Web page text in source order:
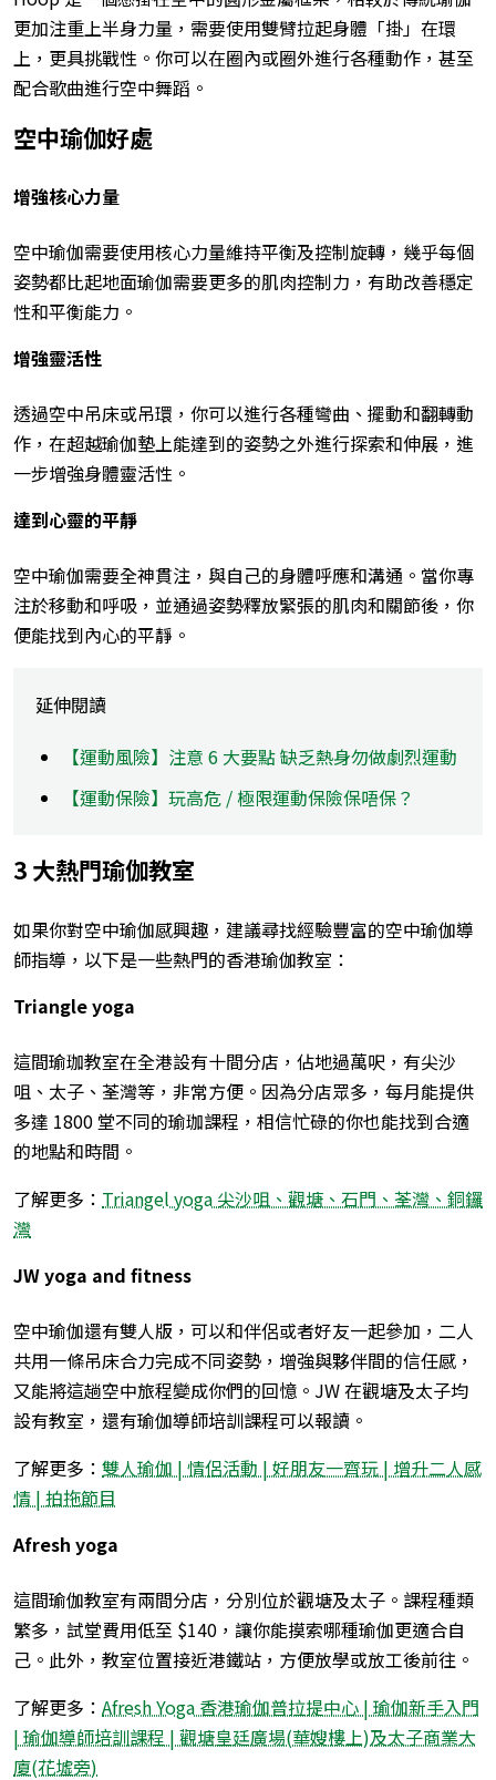
更加注重上半身力量，需要使用雙臂拉起身體「掛」在環
上，更具挑戰性。你可以在圈內或圈外進行各種動作，甚至
配合歌曲進行空中舞蹈。
空中瑜伽好處
增強核心力量
空中瑜伽需要使用核心力量維持平衡及控制旋轉 ，幾乎每個
姿勢都比起地面瑜伽需要更多的肌肉控制力，有助改善穩定
性和平衡能力。
增強靈活性
透過空中吊床或吊環，你可以進行各種彎曲、擺動和翻轉動
作，在超越瑜伽墊上能達到的姿勢之外進行探索和伸展，進
一步增強身體靈活性。
達到心靈的平靜
空中瑜伽需要全神貫注，與自己的身體呼應和溝通。 當你專
注於移動和呼吸，並通過姿勢釋放緊張的肌肉和關節後，你
便能找到內心的平靜。
延伸閱讀
【運動風險】注意 6 大要點 缺乏熱身勿做劇烈運動
【運動保險】玩高危 / 極限運動保險保唔保？
3 大熱門瑜伽教室
如果你對空中瑜伽感興趣，建議尋找經驗豐富的空中瑜伽導
師指導，以下是一些熱門的香港瑜伽教室 ：
Triangle yoga
這間瑜珈教室在全港設有十間分店，佔地過萬呎，有尖沙
咀、太子、荃灣等，非常方便。因為分店眾多，每月能提供
多達 1800 堂不同的瑜珈課程，相信忙碌的你也能找到合適
的地點和時間。
了解更多： Triangel yoga 尖沙咀、觀塘、石門、荃灣、銅鑼
灣
JW yoga and fitness
空中瑜伽還有雙人版 ，可以和伴侶或者好友一起參加，二人
共用一條吊床合力完成不同姿勢，增強與夥伴間的信任感，
又能將這趟空中旅程變成你們的回憶。JW 在觀塘及太子均
設有教室，還有瑜伽導師培訓課程可以報讀。
了解更多： 雙人瑜伽 | 情侶活動 | 好朋友一齊玩 | 增升二人感
情 | 拍拖節目
Afresh yoga
這間瑜伽教室有兩間分店，分別位於觀塘及太子。課程種類
繁多，試堂費用低至 $140，讓你能摸索哪種瑜伽更適合自
己。此外，教室位置接近港鐵站，方便放學或放工後前往。
了解更多： Afresh Yoga 香港瑜伽普拉提中心 | 瑜伽新手入門
| 瑜伽導師培訓課程 | 觀塘皇廷廣場(華嫂樓上)及太子商業大
廈(花墟旁)